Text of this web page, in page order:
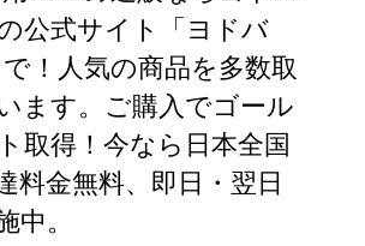
公式サイト「ヨドバ
！人気の商品を多数取
ます。ご購入でゴール
取得！今なら日本全国
料金無料、即日・翌日
中。